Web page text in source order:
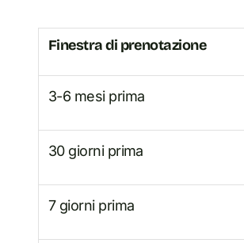
Finestra di prenotazione
3-6 mesi prima
30 giorni prima
7 giorni prima